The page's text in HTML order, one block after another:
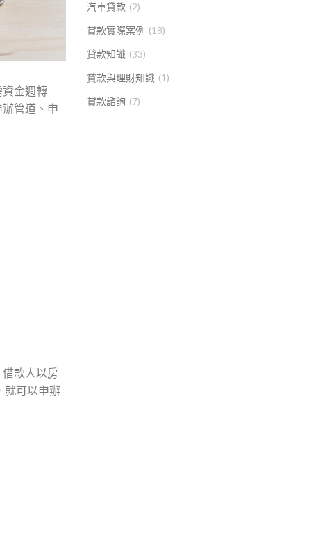
金週轉
管道、申
款人以房
就可以申辦
汽車貸款 (2)
貸款實際案例 (18)
貸款知識 (33)
貸款與理財知識 (1)
貸款諮詢 (7)